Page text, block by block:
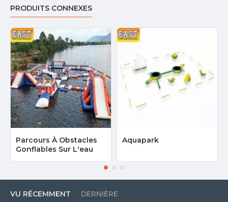
piscine dans toute la France, Paris, Marseille, Nice, Toulouse,
PRODUITS CONNEXES
Parcours À Obstacles
Gonflables Sur L'eau
Aquapark
VU RÉCEMMENT DERNIÈRE